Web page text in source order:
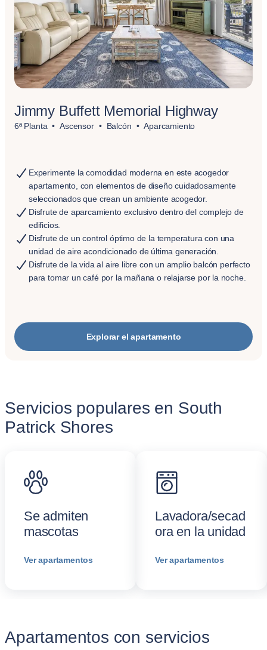
Jimmy Buffett Memorial Highway
6ª Planta Ascensor Balcón Aparcamiento
Experimente la comodidad moderna en este acogedor
apartamento, con elementos de diseño cuidadosamente
seleccionados que crean un ambiente acogedor.
Disfrute de aparcamiento exclusivo dentro del complejo de
edificios.
Disfrute de un control óptimo de la temperatura con una
unidad de aire acondicionado de última generación.
Disfrute de la vida al aire libre con un amplio balcón perfecto
para tomar un café por la mañana o relajarse por la noche.
Explorar el apartamento
Servicios populares en South
Patrick Shores
Se admiten
mascotas
Ver apartamentos
Lavadora/secad
ora en la unidad
Ver apartamentos
Apartamentos con servicios